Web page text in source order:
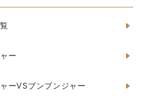
ー
ーVSブンブンジャー